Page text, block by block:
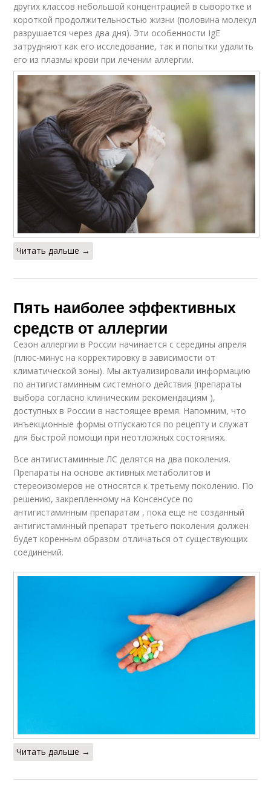
других классов небольшой концентрацией в сыворотке и
короткой продолжительностью жизни (половина молекул
разрушается через два дня). Эти особенности IgE
затрудняют как его исследование, так и попытки удалить
его из плазмы крови при лечении аллергии.
Читать дальше →
Пять наиболее эффективных
средств от аллергии
Сезон аллергии в России начинается с середины апреля
(плюс-минус на корректировку в зависимости от
климатической зоны). Мы актуализировали информацию
по антигистаминным системного действия (препараты
выбора согласно клиническим рекомендациям ),
доступных в России в настоящее время. Напомним, что
инъекционные формы отпускаются по рецепту и служат
для быстрой помощи при неотложных состояниях.
Все антигистаминные ЛС делятся на два поколения.
Препараты на основе активных метаболитов и
стереоизомеров не относятся к третьему поколению. По
решению, закрепленному на Консенсусе по
антигистаминным препаратам , пока еще не созданный
антигистаминный препарат третьего поколения должен
будет коренным образом отличаться от существующих
соединений.
Читать дальше →